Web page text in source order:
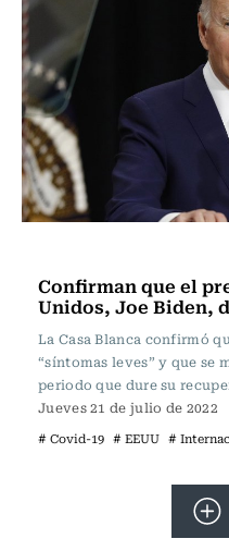
Confirman que el
Unidos, Joe Biden,
La Casa Blanca confirmó
“síntomas leves” y que se
periodo que dure su
Jueves 21 de julio de 2022
# Covid-19 # EEUU #